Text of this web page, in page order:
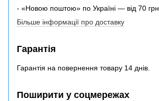
- «Новою поштою» по Україні — від 70 грн.
Більше інформації про доставку
Гарантія
Гарантія на повернення товару 14 днів.
Поширити у соцмережах